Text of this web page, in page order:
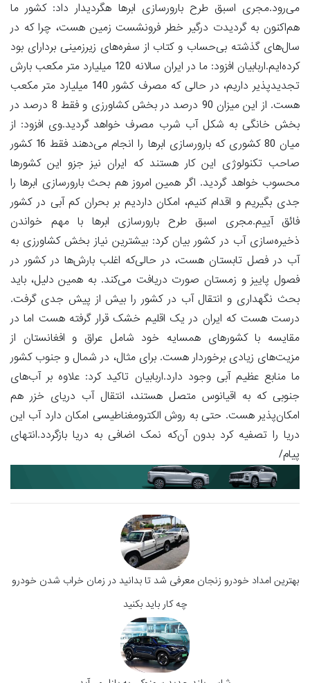
می‌رود.مجری اسبق طرح بارورسازی ابرها هگردیدار داد: کشور ما
هم‌اکنون به گردیدت درگیر خطر فرونشست زمین هست، چرا که در
سال‌های گذشته بی‌حساب و کتاب از سفره‌های زیرزمینی بردارای بود
کرده‌ایم.اربابیان افزود: ما در ایران سالانه 120 میلیارد متر مکعب بارش
تجدیدپذیر داریم، در حالی که مصرف کشور 140 میلیارد متر مکعب
هست. از این میزان 90 درصد در بخش کشاورزی و فقط 8 درصد در
بخش خانگی به شکل آب شرب مصرف خواهد گردید.وی افزود: از
میان 80 کشوری که بارورسازی ابرها را انجام می‌دهند فقط 16 کشور
صاحب تکنولوژی این کار هستند که ایران نیز جزو این کشورها
محسوب خواهد گردید. اگر همین امروز هم بحث بارورسازی ابرها را
جدی بگیریم و اقدام کنیم، امکان داردیم بر بحران کم آبی در کشور
فائق آییم.مجری اسبق طرح بارورسازی ابرها با مهم خواندن
ذخیره‌سازی آب در کشور بیان کرد: بیشترین نیاز بخش کشاورزی به
آب در فصل تابستان هست، در حالی‌که اغلب بارش‌ها در کشور در
فصول پاییز و زمستان صورت دریافت می‌کند. به همین دلیل، باید
بحث نگهداری و انتقال آب در کشور را بیش از پیش جدی گرفت.
درست هست که ایران در یک اقلیم خشک قرار گرفته هست اما در
مقایسه با کشورهای همسایه خود شامل عراق و افغانستان از
مزیت‌های زیادی برخوردار هست. برای مثال، در شمال و جنوب کشور
ما منابع عظیم آبی وجود دارد.اربابیان تاکید کرد: علاوه بر آب‌های
جنوبی که به اقیانوس متصل هستند، انتقال آب دریای خزر هم
امکان‌پذیر هست. حتی به روش الکترومغناطیسی امکان دارد آب این
دریا را تصفیه کرد بدون آن‌که نمک اضافی به دریا بازگردد.انتهای
پیام/
بهترین امداد خودرو زنجان معرفی شد تا بدانید در زمان خراب شدن خودرو
چه کار باید بکنید